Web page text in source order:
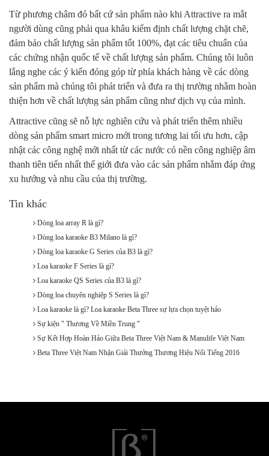
Từ phương châm đó bất cứ sản phẩm nào khi Attractive ra mắt
người dùng cũng phải qua khâu kiểm định chất lượng chặt chẽ,
đảm bảo chất lượng sản phẩm tốt 100%, đạt các tiêu chuẩn của
các chứng nhận quốc tế về chất lượng sản phẩm. Chúng tôi luôn
lắng nghe các ý kiến đóng góp từ phía khách hàng về các dòng
sản phẩm mà chúng tôi phát triển và đưa ra thị trường nhằm hoàn
thiện hơn về chất lượng sản phẩm cũng như dịch vụ của mình.
Attractive cũng sẽ nỗ lực nghiên cứu và phát triển thêm nhiều
dòng sản phẩm smart micro mới trong tương lai tối ưu hơn, cập
nhật các công nghệ mới nhất từ các nước có nền công nghiệp âm
thanh tiên tiến nhất thế giới đưa vào các sản phẩm nhằm đáp ứng
xu hướng và nhu cầu của thị trường.
Tin khác
Dòng loa array R là gì?
Dòng loa karaoke B3 Milano là gì?
Dòng loa karaoke G Series của B3 là gì?
Loa karaoke F Series là gì?
Loa karaoke QS Series của B3 là gì?
Dòng loa chuyên nghiệp S Series là gì?
Loa karaoke là gì? Loa karaoke Beta Three sự lựa chọn tuyệt hảo
Sự kiện " Thương Về Miền Trung "
Sự Kết Hợp Hoàn Hảo Giữa Beta Three Việt Nam & Manulife Việt Nam
Beta Three Việt Nam Nhận Giải Thưởng Thương Hiệu Nổi Tiếng 2016